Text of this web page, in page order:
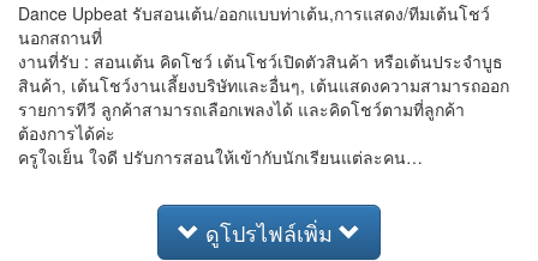
Dance Upbeat รับสอนเต้น/ออกแบบท่าเต้น,การแสดง/ทีมเต้นโชว์
นอกสถานที่
งานที่รับ : สอนเต้น คิดโชว์ เต้นโชว์เปิดตัวสินค้า หรือเต้นประจำบูธ
สินค้า, เต้นโชว์งานเลี้ยงบริษัทและอื่นๆ, เต้นแสดงความสามารถออก
รายการทีวี ลูกค้าสามารถเลือกเพลงได้ และคิดโชว์ตามที่ลูกค้า
ต้องการได้ค่ะ
ครูใจเย็น ใจดี ปรับการสอนให้เข้ากับนักเรียนแต่ละคน…
ดูโปรไฟล์เพิ่ม